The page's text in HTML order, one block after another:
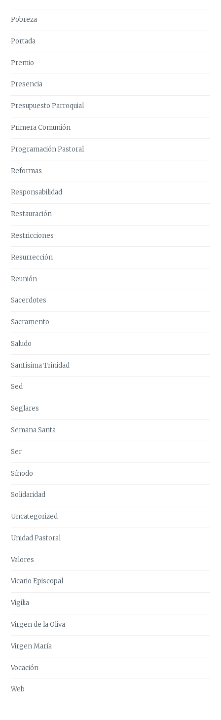
Pobreza
Portada
Premio
Presencia
Presupuesto Parroquial
Primera Comunión
Programación Pastoral
Reformas
Responsabilidad
Restauración
Restricciones
Resurrección
Reunión
Sacerdotes
Sacramento
Saludo
Santísima Trinidad
Sed
Seglares
Semana Santa
Ser
Sínodo
Solidaridad
Uncategorized
Unidad Pastoral
Valores
Vicario Episcopal
Vigilia
Virgen de la Oliva
Virgen María
Vocación
Web